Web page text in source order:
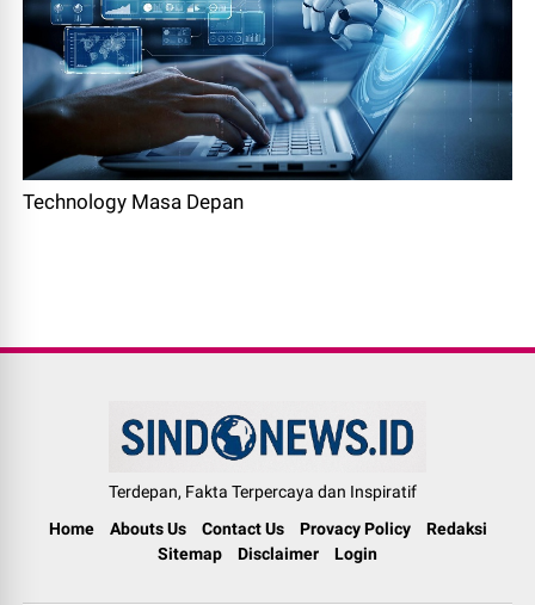
Technology Masa Depan
Terdepan, Fakta Terpercaya dan Inspiratif
Home
Abouts Us Contact Us Provacy Policy
Redaksi
Sitemap
Disclaimer Login